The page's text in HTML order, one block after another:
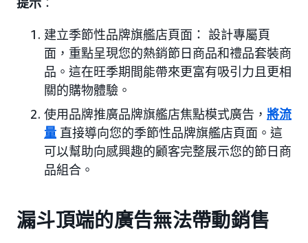
建立季節性品牌旗艦店頁面： 設計專屬頁
面，重點呈現您的熱銷節日商品和禮品套裝商
品。這在旺季期間能帶來更富有吸引力且更相
關的購物體驗。
使用品牌推廣品牌旗艦店焦點模式廣告， 將流
量 直接導向您的季節性品牌旗艦店頁面。這
可以幫助向感興趣的顧客完整展示您的節日商
品組合。
漏斗頂端的廣告無法帶動銷售